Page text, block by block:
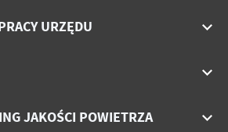
URZĘDU
JAKOŚCI POWIETRZA